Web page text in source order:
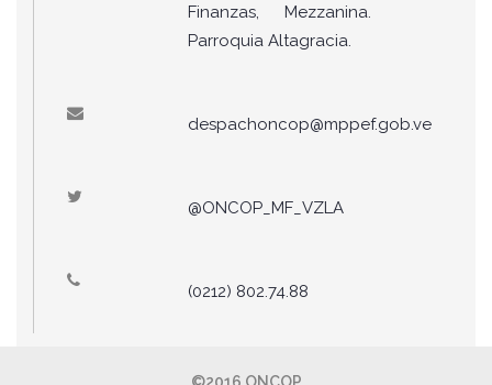
Finanzas, Mezzanina.
Parroquia Altagracia.
despachoncop@mppef.gob.ve
@ONCOP_MF_VZLA
(0212) 802.74.88
©2016 ONCOP